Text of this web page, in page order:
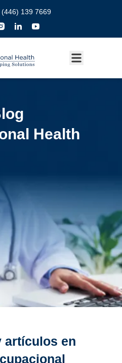
(446) 139 7669
Health
artículos en